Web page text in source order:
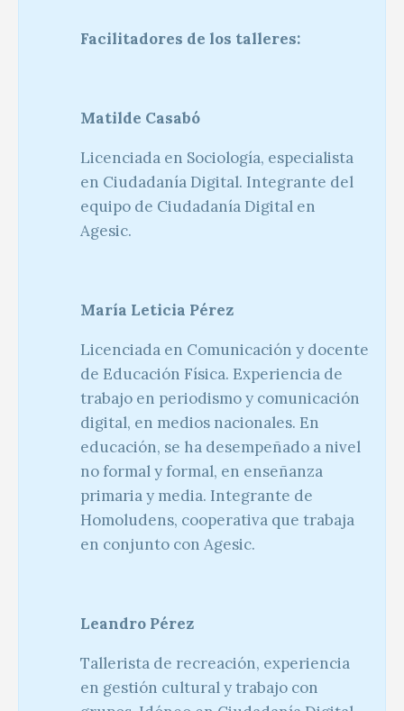
Facilitadores de los talleres:
Matilde Casabó
Licenciada en Sociología, especialista
en Ciudadanía Digital. Integrante del
equipo de Ciudadanía Digital en
Agesic.
María Leticia Pérez
Licenciada en Comunicación y docente
de Educación Física. Experiencia de
trabajo en periodismo y comunicación
digital, en medios nacionales. En
educación, se ha desempeñado a nivel
no formal y formal, en enseñanza
primaria y media. Integrante de
Homoludens, cooperativa que trabaja
en conjunto con Agesic.
Leandro Pérez
Tallerista de recreación, experiencia
en gestión cultural y trabajo con